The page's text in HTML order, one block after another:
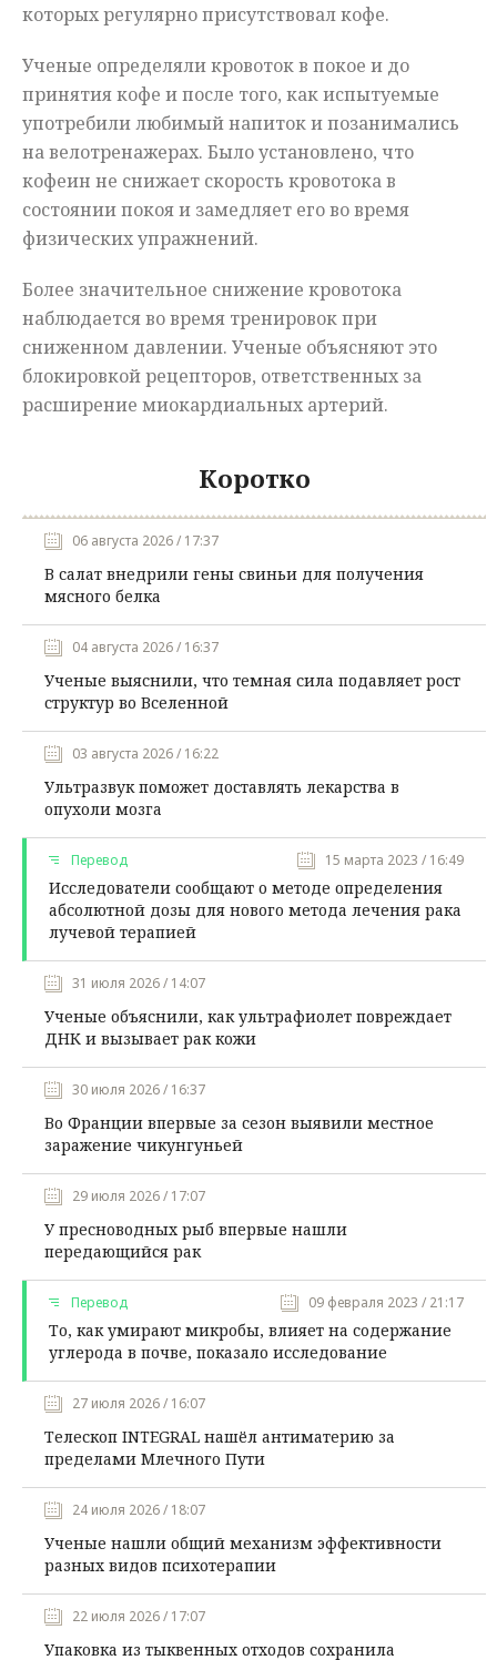
которых регулярно присутствовал кофе.
Ученые определяли кровоток в покое и до
принятия кофе и после того, как испытуемые
употребили любимый напиток и позанимались
на велотренажерах. Было установлено, что
кофеин не снижает скорость кровотока в
состоянии покоя и замедляет его во время
физических упражнений.
Более значительное снижение кровотока
наблюдается во время тренировок при
сниженном давлении. Ученые объясняют это
блокировкой рецепторов, ответственных за
расширение миокардиальных артерий.
Коротко
06 августа 2026 / 17:37
В салат внедрили гены свиньи для получения
мясного белка
04 августа 2026 / 16:37
Ученые выяснили, что темная сила подавляет рост
структур во Вселенной
03 августа 2026 / 16:22
Ультразвук поможет доставлять лекарства в
опухоли мозга
Перевод 15 марта 2023 / 16:49
Исследователи сообщают о методе определения
абсолютной дозы для нового метода лечения рака
лучевой терапией
31 июля 2026 / 14:07
Ученые объяснили, как ультрафиолет повреждает
ДНК и вызывает рак кожи
30 июля 2026 / 16:37
Во Франции впервые за сезон выявили местное
заражение чикунгуньей
29 июля 2026 / 17:07
У пресноводных рыб впервые нашли
передающийся рак
Перевод 09 февраля 2023 / 21:17
То, как умирают микробы, влияет на содержание
углерода в почве, показало исследование
27 июля 2026 / 16:07
Телескоп INTEGRAL нашёл антиматерию за
пределами Млечного Пути
24 июля 2026 / 18:07
Ученые нашли общий механизм эффективности
разных видов психотерапии
22 июля 2026 / 17:07
Упаковка из тыквенных отходов сохранила